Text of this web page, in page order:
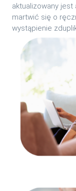
aktualizowany
martwić się o
wystąpienie